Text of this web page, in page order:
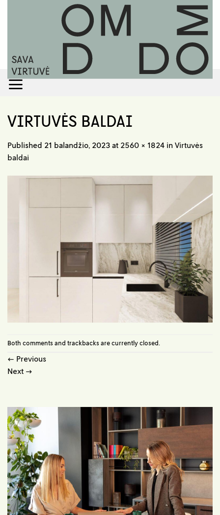
VIRTUVĖS BALDAI
Published 21 balandžio, 2023 at 2560 × 1824 in Virtuvės
baldai
Both comments and trackbacks are currently closed.
← Previous
Next →